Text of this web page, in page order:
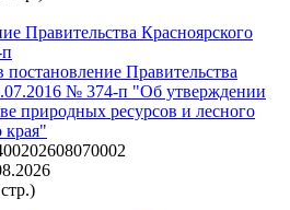
Правительства Красноярского
Правительства
№ 374-п "Об утверждении
природных ресурсов и лесного
края"